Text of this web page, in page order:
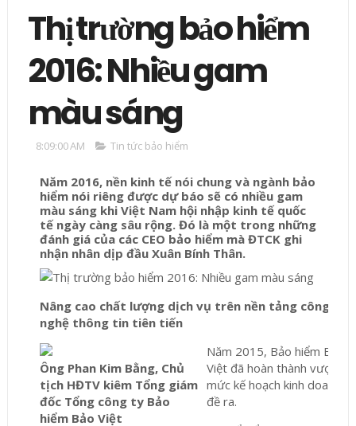
Thị trường bảo hiểm
2016: Nhiều gam
màu sáng
8:09:00 AM Tin tức bảo hiểm
Năm 2016, nền kinh tế nói chung và ngành bảo
hiểm nói riêng được dự báo sẽ có nhiều gam
màu sáng khi Việt Nam hội nhập kinh tế quốc
tế ngày càng sâu rộng. Đó là một trong những
đánh giá của các CEO bảo hiểm mà ĐTCK ghi
nhận nhân dịp đầu Xuân Bính Thân.
Nâng cao chất lượng dịch vụ trên nền tảng công
nghệ thông tin tiên tiến
Ông Phan Kim Bằng, Chủ
tịch HĐTV kiêm Tổng giám
đốc Tổng công ty Bảo
hiểm Bảo Việt
Năm 2015, Bảo hiểm Bảo
Việt đã hoàn thành vượt
mức kế hoạch kinh doanh
đề ra.